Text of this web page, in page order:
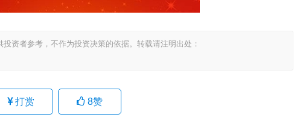
资者参考，不作为投资决策的依据。转载请注明出处：
打赏 8赞